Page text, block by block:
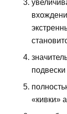
«кивки»